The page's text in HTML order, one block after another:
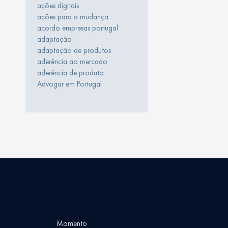
ações digitais
ações para a mudança
acordo empresas portugal
adaptação
adaptação de produtos
aderência ao mercado
aderência de produto
Advogar em Portugal
Momento